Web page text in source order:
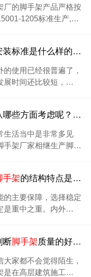
厂的脚手架产品严格按
1205标准生产,…
准是什么样的？标准尺寸有哪些 ？
使用已经很普遍了，
展时间还比较短，…
哪些方面考虑呢？ 脚
生活当中是非常多见
手架厂家相继生产脚…
手架的结构特点是什么
的主要保障，选择稳定
是重中之重。内外…
断脚手架质量的好坏吗？
家都不会觉得陌生，
是在高层建筑施工…